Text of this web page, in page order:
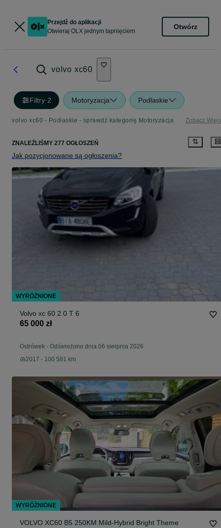
Przejdź do aplikacji
Otwieraj OLX jednym tapnięciem
Otwórz
volvo xc60
Filtry·2 Motoryzacja Podlaskie
volvo xc60 - Podlaskie - sprawdź kategorię Motoryzacja Zobacz
ZNALEŹLIŚMY 277 OGŁOSZEŃ
Jak pozycjonowane są ogłoszenia?
Volvo xc 60 2.0 T 6
65 000 zł
Ostrówek - Odświeżono dnia 06 sierpnia 2026
2017 - 100 581 km
VOLVO XC60 B5 250KM Mild-Hybrid Bright Theme
WYRÓŻNIONE
WYRÓŻNIONE